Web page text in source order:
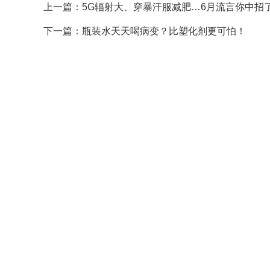
上一篇： 5G辐射大、穿暴汗服减肥…6月流言你中招
下一篇： 瓶装水天天喝病变？比塑化剂更可怕！